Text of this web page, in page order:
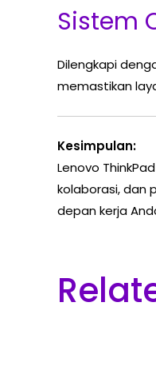
Sistem
Dilengkapi
memastikan
Kesimpulan:
Lenovo
kolaborasi, dan
depan kerja